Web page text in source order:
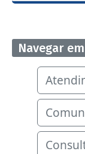
Navegar em